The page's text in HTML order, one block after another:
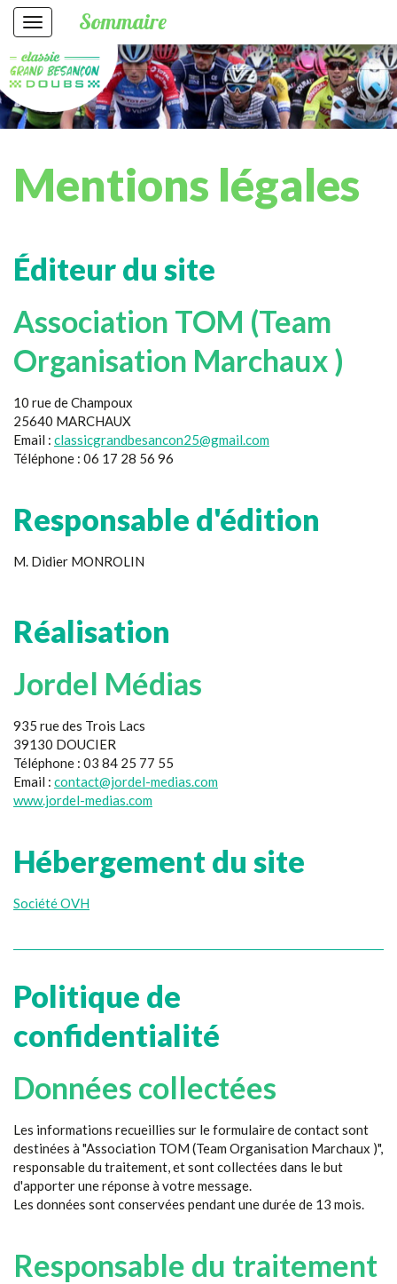
Sommaire
Mentions légales
Éditeur du site
Association TOM (Team
Organisation Marchaux )
10 rue de Champoux
25640 MARCHAUX
Email : classicgrandbesancon25@gmail.com
Téléphone : 06 17 28 56 96
Responsable d'édition
M. Didier MONROLIN
Réalisation
Jordel Médias
935 rue des Trois Lacs
39130 DOUCIER
Téléphone : 03 84 25 77 55
Email : contact@jordel-medias.com
www.jordel-medias.com
Hébergement du site
Société OVH
Politique de
confidentialité
Données collectées
Les informations recueillies sur le formulaire de contact sont
destinées à "Association TOM (Team Organisation Marchaux )",
responsable du traitement, et sont collectées dans le but
d'apporter une réponse à votre message.
Les données sont conservées pendant une durée de 13 mois.
Responsable du traitement